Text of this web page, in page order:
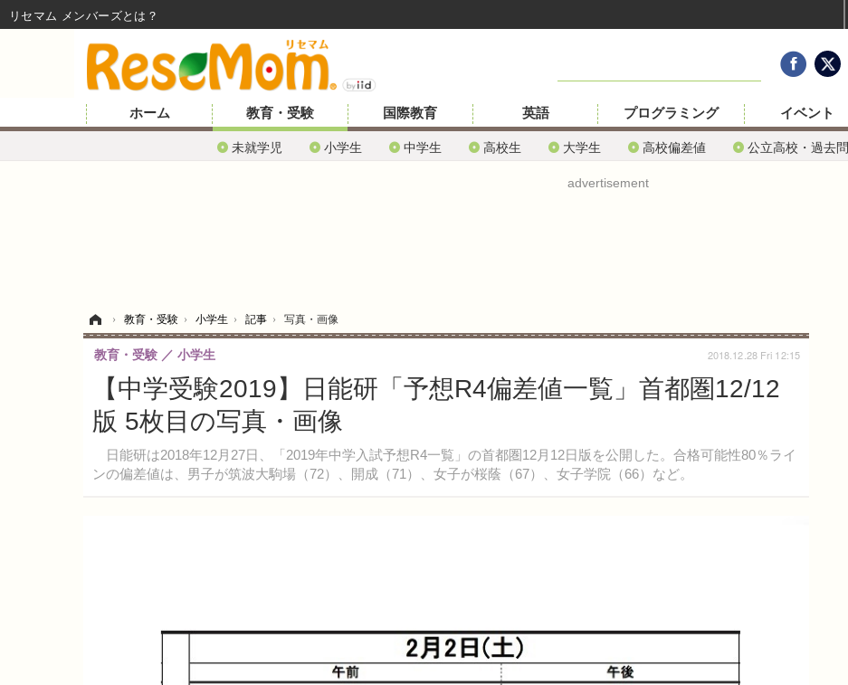
ホーム 教育・受験
未就学児 小学生 中学生 高校生 大学生 高校偏差値 公立高校・過去問
国際教育 英語 プログラミング イベント
advertisement
› 教育・受験 › 小学生 › 記事 › 写真・画像
【中学受験2019】日能研「予想R4偏差値一覧」首都圏12/12
版 5枚目の写真・画像
日能研は2018年12月27日、「2019年中学入試予想R4一覧」の首都圏12月12日版を公開した。合格可能性80％ライ
ンの偏差値は、男子が筑波大駒場（72）、開成（71）、女子が桜蔭（67）、女子学院（66）など。
教育・受験 小学生 2018.12.28 Fri 12:15
リセマム メンバーズ